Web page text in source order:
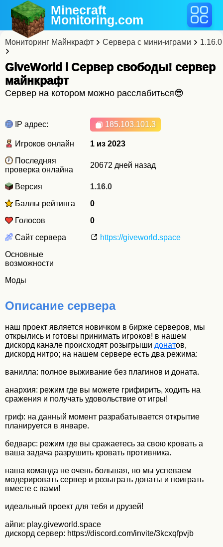
Minecraft
Monitoring.com
Мониторинг Майнкрафт Сервера с мини-играми 1.16.0
GiveWorld l Сервер свободы! cервер
майнкрафт
Сервер на котором можно расслабиться😎
IP адрес: 185.103.101.3
Игроков онлайн
1 из 2023
Последняя
проверка онлайна
20672 дней назад
Версия
1.16.0
Баллы рейтинга
0
Голосов
0
Сайт сервера
https://giveworld.space
Основные
возможности
Моды
Описание сервера
наш проект является новичком в бирже серверов, мы
открылись и готовы принимать игроков! в нашем
дискорд канале происходят розыгрыши донатов,
дискорд нитро; на нашем сервере есть два режима:
ванилла: полное выживание без плагинов и доната.
анархия: режим где вы можете грифирить, ходить на
сражения и получать удовольствие от игры!
гриф: на данный момент разрабатывается открытие
планируется в январе.
бедварс: режим где вы сражаетесь за свою кровать а
ваша задача разрушить кровать противника.
наша команда не очень большая, но мы успеваем
модерировать сервер и розыграть донаты и поиграть
вместе с вами!
идеальный проект для тебя и друзей!
айпи: play.giveworld.space
дискорд сервер: https://discord.com/invite/3kcxqfpvjb